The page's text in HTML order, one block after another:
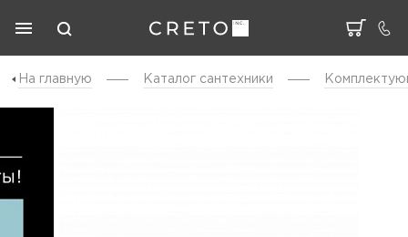
На главную Каталог cантехники